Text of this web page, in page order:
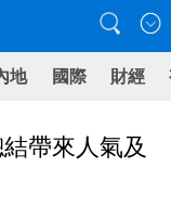
地 國際 財經
帶來人氣及